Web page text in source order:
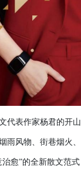
代表作家杨君的开
雨风物、街巷烟火
愈”的全新散文范